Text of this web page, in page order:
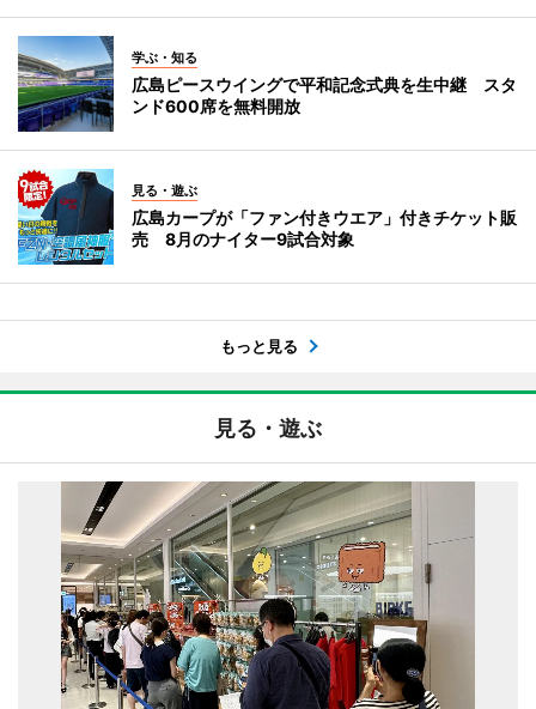
学ぶ・知る
広島ピースウイングで平和記念式典を生中継 スタ
ンド600席を無料開放
見る・遊ぶ
広島カープが「ファン付きウエア」付きチケット販
売 8月のナイター9試合対象
もっと見る
見る・遊ぶ